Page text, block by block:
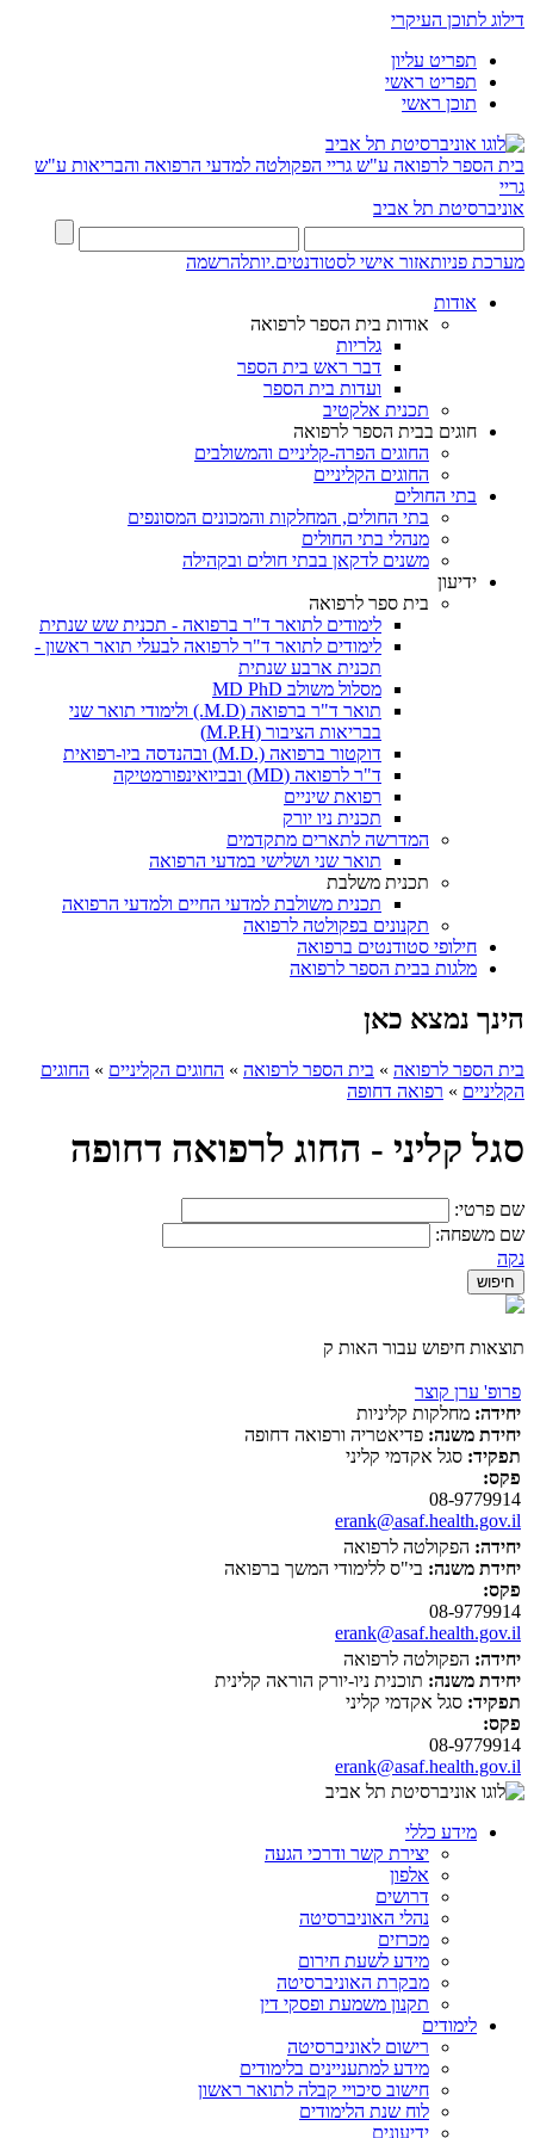
דילוג לתוכן העיקרי
תפריט עליון
תפריט ראשי
תוכן ראשי
בית הספר לרפואה ע"ש גריי הפקולטה למדעי הרפואה והבריאות ע"ש
גריי
אוניברסיטת תל אביב
מערכת פניותאזור אישי לסטודנטים.יותלהרשמה
אודות
אודות בית הספר לרפואה
גלריות
דבר ראש בית הספר
ועדות בית הספר
תכנית אלקטיב
חוגים בבית הספר לרפואה
החוגים הפרה-קליניים והמשולבים
החוגים הקליניים
בתי החולים
בתי החולים, המחלקות והמכונים המסונפים
מנהלי בתי החולים
משנים לדקאן בבתי חולים ובקהילה
ידיעון
בית ספר לרפואה
לימודים לתואר ד"ר ברפואה - תכנית שש שנתית
לימודים לתואר ד"ר לרפואה לבעלי תואר ראשון -
תכנית ארבע שנתית
מסלול משולב MD PhD
תואר ד"ר ברפואה (M.D.) ולימודי תואר שני
בבריאות הציבור (M.P.H)
דוקטור ברפואה (.M.D) ובהנדסה ביו-רפואית
ד"ר לרפואה (MD) ובביואינפורמטיקה
רפואת שיניים
תכנית ניו יורק
המדרשה לתארים מתקדמים
תואר שני ושלישי במדעי הרפואה
תכנית משלבת
תכנית משולבת למדעי החיים ולמדעי הרפואה
תקנונים בפקולטה לרפואה
חילופי סטודנטים ברפואה
מלגות בבית הספר לרפואה
הינך נמצא כאן
בית הספר לרפואה » בית הספר לרפואה » החוגים הקליניים » החוגים
הקליניים » רפואה דחופה
סגל קליני - החוג לרפואה דחופה
שם פרטי:
שם משפחה:
נקה
תוצאות חיפוש עבור האות ק
פרופ' ערן קוצר
יחידה: מחלקות קליניות
יחידת משנה: פדיאטריה ורפואה דחופה
תפקיד: סגל אקדמי קליני
פקס:
08-9779914
erank@asaf.health.gov.il
יחידה: הפקולטה לרפואה
יחידת משנה: בי"ס ללימודי המשך ברפואה
פקס:
08-9779914
erank@asaf.health.gov.il
יחידה: הפקולטה לרפואה
יחידת משנה: תוכנית ניו-יורק הוראה קלינית
תפקיד: סגל אקדמי קליני
פקס:
08-9779914
erank@asaf.health.gov.il
מידע כללי
יצירת קשר ודרכי הגעה
אלפון
דרושים
נהלי האוניברסיטה
מכרזים
מידע לשעת חירום
מבקרת האוניברסיטה
תקנון משמעת ופסקי דין
לימודים
רישום לאוניברסיטה
מידע למתעניינים בלימודים
חישוב סיכויי קבלה לתואר ראשון
לוח שנת הלימודים
ידיעונים